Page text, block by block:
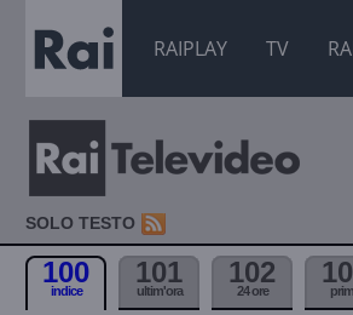
RAIPLAY TV
SOLO TESTO
100
indice
101
ultim'ora
102
24 ore